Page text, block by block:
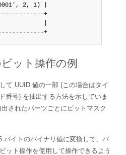
2, 1) |
+
|
+
ット操作の例
て UUID 値の一部 (この場合はタイ
番号) を抽出する方法を示していま
されたパーツごとにビットマスク
バイトのバイナリ値に変換して、バ
ット操作を使用して操作できるよう